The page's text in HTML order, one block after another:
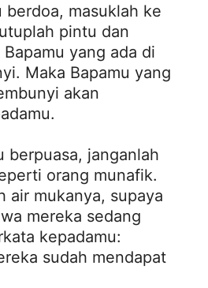
berdoa, masuklah ke
pintu dan
yang ada di
Maka Bapamu yang
akan
berpuasa, janganlah
orang munafik.
air mukanya, supaya
mereka sedang
kepadamu:
sudah mendapat